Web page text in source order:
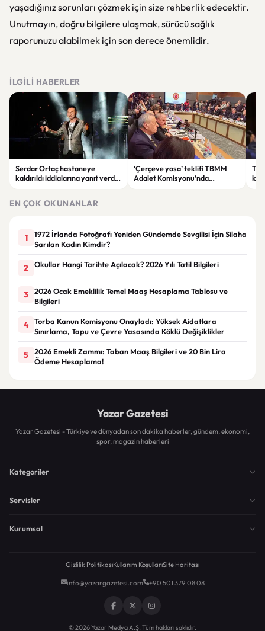
yaşadığınız sorunları çözmek için size rehberlik edecektir.
Unutmayın, doğru bilgilere ulaşmak, sürücü sağlık
raporunuzu alabilmek için son derece önemlidir.
İLGILI HABERLER
Serdar Ortaç hastaneye
kaldırıldı iddialarına yanıt verdi:
‘Çerçeve yasa’ teklifi TBMM
Adalet Komisyonu’nda
EN ÇOK OKUNANLAR
1
1972 İrlanda Fotoğrafı Yeniden Gündemde Sevgilisi İçin Silaha
Sarılan Kadın Kimdir?
2 Okullar Hangi Tarihte Açılacak? 2026 Yılı Tatil Bilgileri
3
2026 Ocak Emeklilik Temel Maaş Hesaplama Tablosu ve
Bilgileri
4
Torba Kanun Komisyonu Onayladı: Yüksek Aidatlara
Sınırlama, Tapu ve Çevre Yasasında Köklü Değişiklikler
5
2026 Emekli Zammı: Taban Maaş Bilgileri ve 20 Bin Lira
Ödeme Hesaplama!
Yazar Gazetesi
Yazar Gazetesi - Türkiye ve dünyadan son dakika haberler, gündem, ekonomi,
spor, magazin haberleri
Kategoriler
Servisler
Kurumsal
Gizlilik PolitikasıKullanım KoşullarıSite Haritası
info@yazargazetesi.com +90 501 379 08 08
© 2026 Yazar Medya A.Ş. Tüm hakları saklıdır.